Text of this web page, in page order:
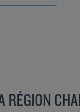
RÉGION